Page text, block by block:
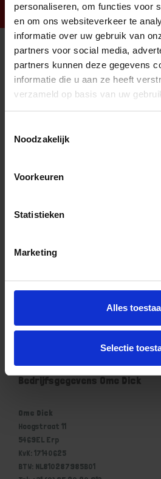
personaliseren, om functies voor
en om ons websiteverkeer te
informatie over uw gebruik van
partners voor social media,
partners kunnen deze gegevens
informatie die u aan ze heeft
verzameld op basis van uw
Noodzakelijk
Voorkeuren
Statistieken
Marketing
Alles
Selectie
Informatie
Sitemap
Algemene voorwaarden Ome Dick
Over Ome Dick
Retouren & Garantie Ome Dick
Klantenservice
Mijn account
Bedrijfsgegevens Ome Dick
Ome Dick
Hoogstraat 11
5469EL Erp
KvK: 17140625
BTW: NL810287985B01